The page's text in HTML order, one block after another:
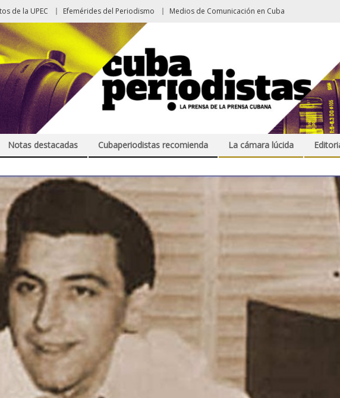
de la UPEC Efemérides del Periodismo Medios de Comunicación en Cuba
Notas destacadas Cubaperiodistas recomienda La cámara lúcida